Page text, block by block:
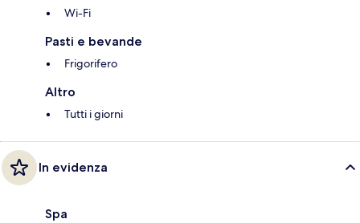
Wi-Fi
Pasti e bevande
Frigorifero
Altro
Tutti i giorni
In evidenza
Spa